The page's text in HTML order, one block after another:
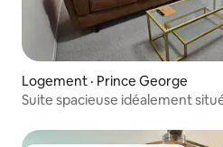
Logement · Prince George
Suite spacieuse idéalement